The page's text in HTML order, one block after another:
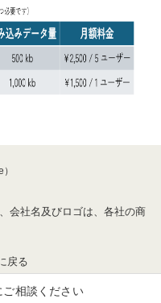
会社名及びロゴは、各社の商
戻る
ご相談ください